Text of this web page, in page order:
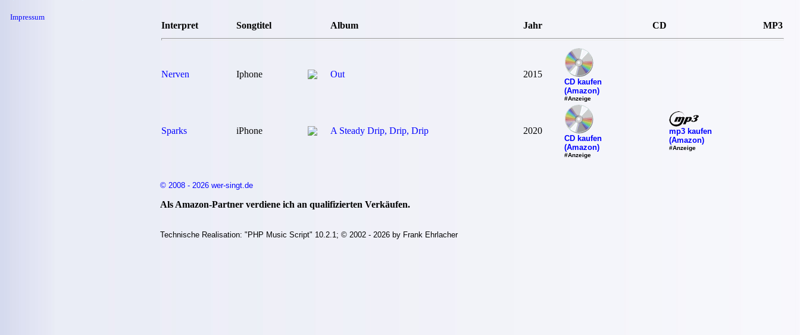
Interpret Songtitel Album Jahr CD MP3
Nerven Iphone Out 2015
CD kaufen
(Amazon)
#Anzeige
Sparks iPhone A Steady Drip, Drip, Drip 2020
CD kaufen
(Amazon)
#Anzeige
mp3 kaufen
(Amazon)
#Anzeige
© 2008 - 2026 wer-singt.de
Als Amazon-Partner verdiene ich an qualifizierten Verkäufen.
Technische Realisation: "PHP Music Script" 10.2.1; © 2002 - 2026 by Frank Ehrlacher
Impressum